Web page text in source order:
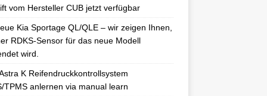
vom Hersteller CUB jetzt verfügbar
Kia Sportage QL/QLE – wir zeigen Ihnen,
RDKS-Sensor für das neue Modell
wird.
K Reifendruckkontrollsystem
TPMS anlernen via manual learn